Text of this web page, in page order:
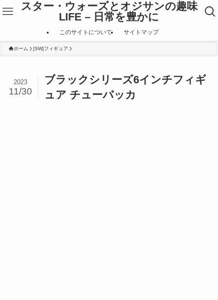
スター・ウォーズとオジサンの趣味
LIFE – 日常を豊かに
このサイトについて サイトマップ
ホーム [SW]フィギュア
ブラックシリーズ6インチフィギ
ュア チューバッカ
2023
11/30